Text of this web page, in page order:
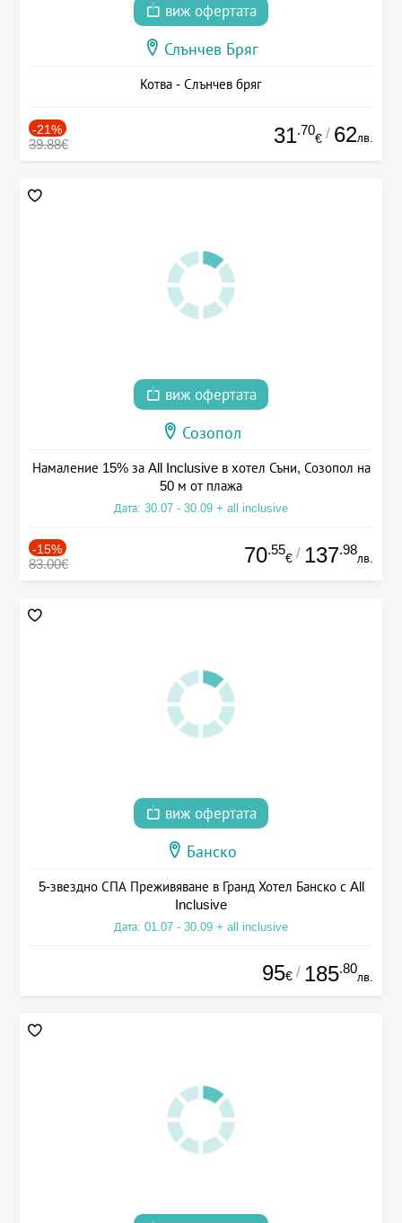
виж офертата
Слънчев Бряг
Котва - Слънчев бряг
-21%
39.88€ 31.70
€ / 62лв.
виж офертата
Созопол
Намаление 15% за All Inclusive в хотел Съни, Созопол на
50 м от плажа
Дата: 30.07 - 30.09 + all inclusive
-15%
83.00€ 70.55
€ / 137.98
лв.
виж офертата
Банско
5-звездно СПА Преживяване в Гранд Хотел Банско с All
Inclusive
Дата: 01.07 - 30.09 + all inclusive
95€ / 185.80
лв.